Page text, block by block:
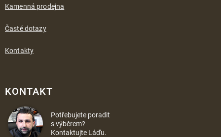
Kamenná prodejna
Časté dotazy
Kontakty
KONTAKT
Potřebujete poradit
s výběrem?
Kontaktujte Láďu.